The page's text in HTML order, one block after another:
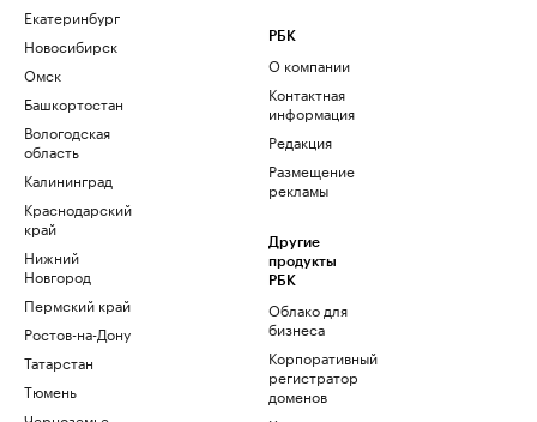
Екатеринбург
Новосибирск
Омск
Башкортостан
Вологодская
область
Калининград
Краснодарский
край
Нижний
Новгород
Пермский край
Ростов-на-Дону
Татарстан
Тюмень
РБК
О компании
Контактная
информация
Редакция
Размещение
рекламы
Другие
продукты
РБК
Облако для
бизнеса
Корпоративный
регистратор
доменов